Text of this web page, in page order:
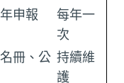
申報
每年一
次
冊、公 持續維
護